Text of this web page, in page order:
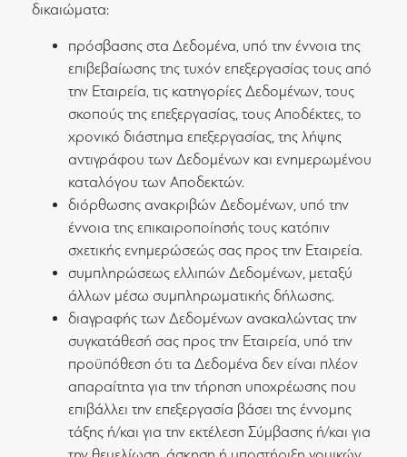
δικαιώματα:
πρόσβασης στα Δεδομένα, υπό την έννοια της
επιβεβαίωσης της τυχόν επεξεργασίας τους από
την Εταιρεία, τις κατηγορίες Δεδομένων, τους
σκοπούς της επεξεργασίας, τους Αποδέκτες, το
χρονικό διάστημα επεξεργασίας, της λήψης
αντιγράφου των Δεδομένων και ενημερωμένου
καταλόγου των Αποδεκτών.
διόρθωσης ανακριβών Δεδομένων, υπό την
έννοια της επικαιροποίησής τους κατόπιν
σχετικής ενημερώσεώς σας προς την Εταιρεία.
συμπληρώσεως ελλιπών Δεδομένων, μεταξύ
άλλων μέσω συμπληρωματικής δήλωσης.
διαγραφής των Δεδομένων ανακαλώντας την
συγκατάθεσή σας προς την Εταιρεία, υπό την
προϋπόθεση ότι τα Δεδομένα δεν είναι πλέον
απαραίτητα για την τήρηση υποχρέωσης που
επιβάλλει την επεξεργασία βάσει της έννομης
τάξης ή/και για την εκτέλεση Σύμβασης ή/και για